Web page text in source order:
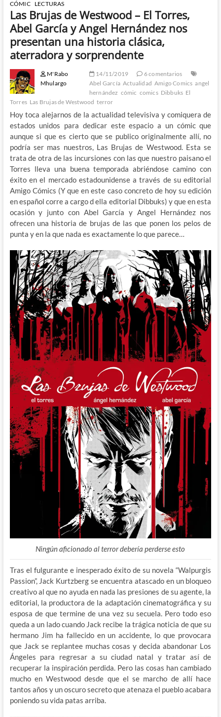
CÓMIC LECTURAS
Las Brujas de Westwood – El Torres,
Abel García y Angel Hernández nos
presentan una historia clásica,
aterradora y sorprendente
M'Rabo
Mhulargo
14/11/2019
6 comentarios
Abel García Actualidad Amigo Comics angel
hernández cómic comics Dibbuks El
Torres Las Brujas de Westwood terror
Hoy toca alejarnos de la actualidad televisiva y comiquera de
estados unidos para dedicar este espacio a un cómic que
aunque si que es cierto que se publico originalmente allí, no
podría ser mas nuestros, Las Brujas de Westwood. Esta se
trata de otra de las incursiones con las que nuestro paisano el
Torres lleva una buena temporada abriéndose camino con
éxito en el mercado estadounidense a través de su editorial
Amigo Cómics (Y que en este caso concreto de hoy su edición
en español corre a cargo d ella editorial Dibbuks) y que en esta
ocasión y junto con Abel García y Angel Hernández nos
ofrecen una historia de brujas de las que ponen los pelos de
punta y en la que nada es exactamente lo que parece…
Ningún aficionado al terror debería perderse esto
Tras el fulgurante e inesperado éxito de su novela “Walpurgis
Passion”, Jack Kurtzberg se encuentra atascado en un bloqueo
creativo al que no ayuda en nada las presiones de su agente, la
editorial, la productora de la adaptación cinematográfica y su
esposa de que termine de una vez su secuela. Pero todo eso
queda a un lado cuando Jack recibe la trágica noticia de que su
hermano Jim ha fallecido en un accidente, lo que provocara
que Jack se replantee muchas cosas y decida abandonar Los
Ángeles para regresar a su ciudad natal y tratar así de
recuperar la inspiración perdida. Pero las cosas han cambiado
mucho en Westwood desde que el se marcho de allí hace
tantos años y un oscuro secreto que atenaza el pueblo acabara
poniendo su vida patas arriba.